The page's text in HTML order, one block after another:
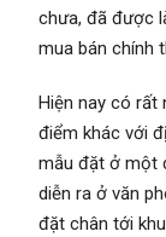
chưa, đã được
mua bán chính
Hiện nay có rất
điểm khác với
mẫu đặt ở một
diễn ra ở văn
đặt chân tới